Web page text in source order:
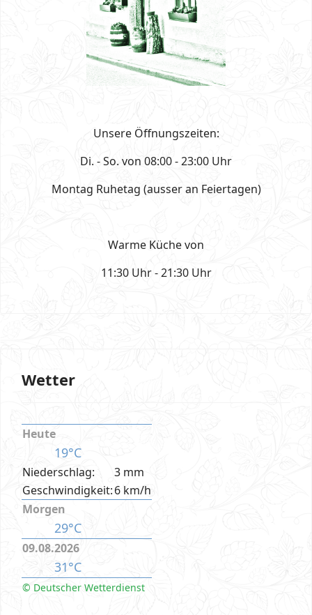
Unsere Öffnungszeiten:
Di. - So. von 08:00 - 23:00 Uhr
Montag Ruhetag (ausser an Feiertagen)
Warme Küche von
11:30 Uhr - 21:30 Uhr
Wetter
Heute
19°C
Niederschlag:
3 mm
Geschwindigkeit:6 km/h
Morgen
29°C
09.08.2026
31°C
© Deutscher Wetterdienst